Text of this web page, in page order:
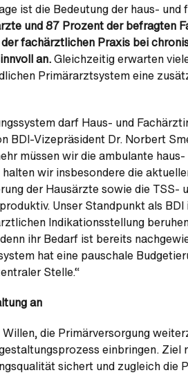
ist die Bedeutung der haus-
und87 Prozent der befragten
fachärztlichen Praxis bei
an.Gleichzeitig erwarten
Primärarztsystem eine
darf Haus- und
BDI-Vizepräsident Dr. Norbert
müssen wir die ambulante
wir insbesondere die
der Hausärzte sowie die
Unser Standpunkt als
Indikationsstellung
ihr Bedarf ist bereits
hat eine pauschale
Stelle.“
an
die Primärversorgung
einbringen. Ziel
sichert und zugleich die